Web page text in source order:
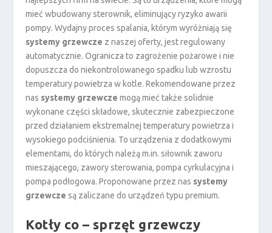
mieć wbudowany sterownik, eliminujący ryzyko awarii
pompy. Wydajny proces spalania, którym wyróżniają się
systemy grzewcze z naszej oferty, jest regulowany
automatycznie. Ogranicza to zagrożenie pożarowe i nie
dopuszcza do niekontrolowanego spadku lub wzrostu
temperatury powietrza w kotle. Rekomendowane przez
nas systemy grzewczemogą mieć także solidnie
wykonane części składowe, skutecznie zabezpieczone
przed działaniem ekstremalnej temperatury powietrza i
wysokiego podciśnienia. To urządzenia z dodatkowymi
elementami, do których należą m.in. siłownik zaworu
mieszającego, zawory sterowania, pompa cyrkulacyjna i
pompa podłogowa. Proponowane przez nas systemy
grzewcze są zaliczane do urządzeń typu premium.
Kotły co – sprzęt grzewczy